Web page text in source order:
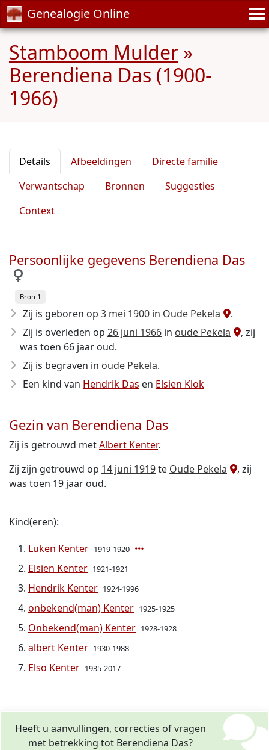
Genealogie Online
Stamboom Mulder »
Berendiena Das (1900-
1966)
Details Afbeeldingen
Directe familie
Verwantschap
Bronnen
Suggesties
Context
Persoonlijke gegevens Berendiena Das
Bron 1
Zij is geboren op 3 mei 1900 in Oude Pekela
.
Zij is overleden op 26 juni 1966 in oude Pekela
, zij
was toen 66 jaar oud.
Zij is begraven in oude Pekela.
Een kind van Hendrik Das en Elsien Klok
Gezin van Berendiena Das
Zij is getrouwd metAlbert Kenter.
Zij zijn getrouwd op 14 juni 1919te Oude Pekela
, zij
was toen 19 jaar oud.
Kind(eren):
Luken Kenter 1919-1920
Elsien Kenter 1921-1921
Hendrik Kenter 1924-1996
onbekend(man) Kenter 1925-1925
Onbekend(man) Kenter 1928-1928
albert Kenter 1930-1988
Elso Kenter 1935-2017
Heeft u aanvullingen, correcties of vragen
met betrekking tot Berendiena Das?